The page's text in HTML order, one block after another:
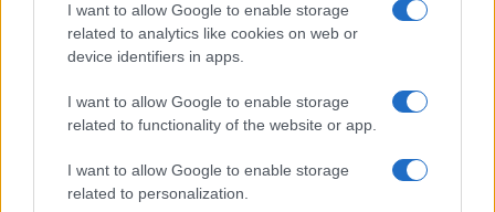
I want to allow Google to enable storage
related to analytics like cookies on web or
device identifiers in apps.
I want to allow Google to enable storage
related to functionality of the website or app.
I want to allow Google to enable storage
related to personalization.